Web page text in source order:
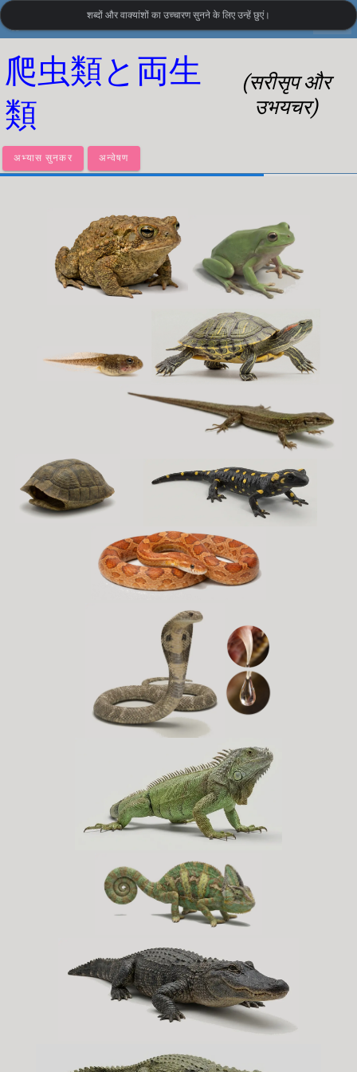
LanguageGuide.org•जापानी विजुअल शब्दावली
爬虫類と両生
類
(सरीसृप और
उभयचर)
अभ्यास सुनकर अन्वेषण
शब्दों और वाक्यांशों का उच्चारण सुनने के लिए उन्हें छुएं।